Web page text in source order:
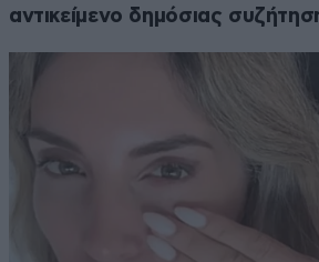
αντικείμενο δημόσιας